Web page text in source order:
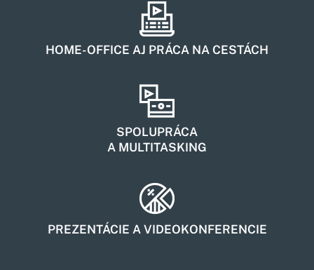
HOME-OFFICE AJ PRÁCA NA CESTÁCH
SPOLUPRÁCA
A MULTITASKING
PREZENTÁCIE A VIDEOKONFERENCIE